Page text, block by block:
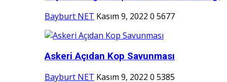
Bayburt NET Kasım 9, 2022 0 5677
Askeri Açıdan Kop Savunması
Bayburt NET Kasım 9, 2022 0 5385